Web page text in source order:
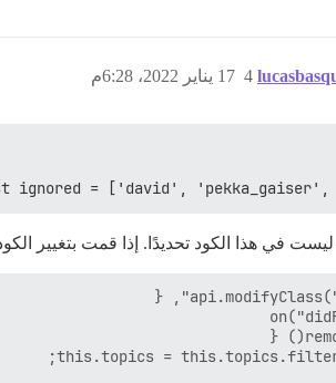
17 يناير 2022، 6:28م 4
ignored = ['david', 'pekka_gaiser',
في هذا الكود تحديدًا. إذا قمت بتغيير